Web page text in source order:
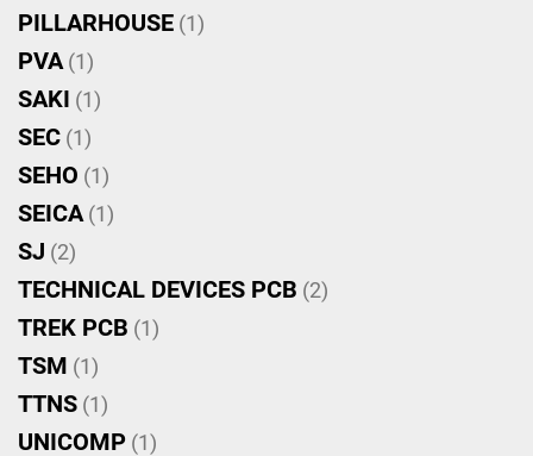
PILLARHOUSE (1)
PVA(1)
SAKI (1)
SEC (1)
SEHO (1)
SEICA(1)
SJ (2)
TECHNICAL DEVICES PCB (2)
TREK PCB (1)
TSM (1)
TTNS (1)
UNICOMP (1)